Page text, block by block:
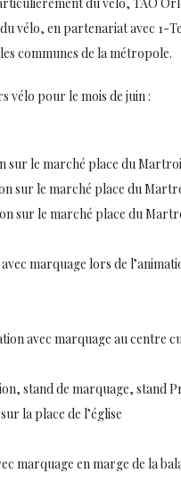
vélo, en partenariat avec
communes de la métropole.
vélo pour le mois de juin :
sur le marché place du Martroi
sur le marché place du
sur le marché place du
marquage lors de
avec marquage au centre
stand de marquage, stand
la place de l’église
marquage en marge de la